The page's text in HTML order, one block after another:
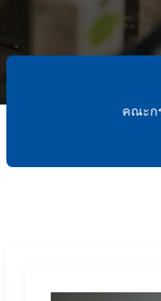
คณะก